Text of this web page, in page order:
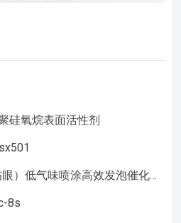
硅氧烷表面活性剂
）低气味喷涂高效发泡催化剂
8s